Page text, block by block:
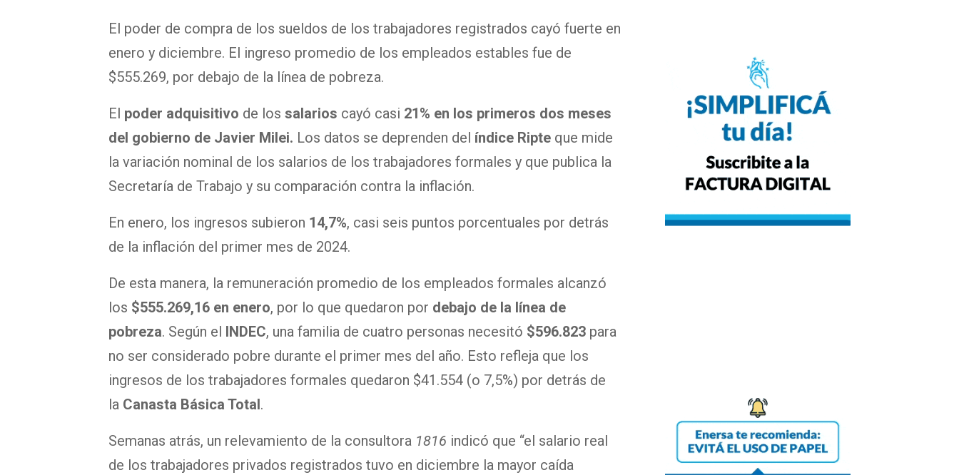
El poder de compra de los sueldos de los trabajadores registrados cayó fuerte en
enero y diciembre. El ingreso promedio de los empleados estables fue de
$555.269, por debajo de la línea de pobreza.
El poder adquisitivo de los salarios cayó casi 21% en los primeros dos meses
del gobierno de Javier Milei. Los datos se deprenden del índice Ripte que mide
la variación nominal de los salarios de los trabajadores formales y que publica la
Secretaría de Trabajo y su comparación contra la inflación.
En enero, los ingresos subieron 14,7%, casi seis puntos porcentuales por detrás
de la inflación del primer mes de 2024.
De esta manera, la remuneración promedio de los empleados formales alcanzó
los $555.269,16 en enero, por lo que quedaron por debajo de la línea de
pobreza. Según el INDEC, una familia de cuatro personas necesitó $596.823 para
no ser considerado pobre durante el primer mes del año. Esto refleja que los
ingresos de los trabajadores formales quedaron $41.554 (o 7,5%) por detrás de
la Canasta Básica Total .
Semanas atrás, un relevamiento de la consultora 1816 indicó que “el salario real
de los trabajadores privados registrados tuvo en diciembre la mayor caída